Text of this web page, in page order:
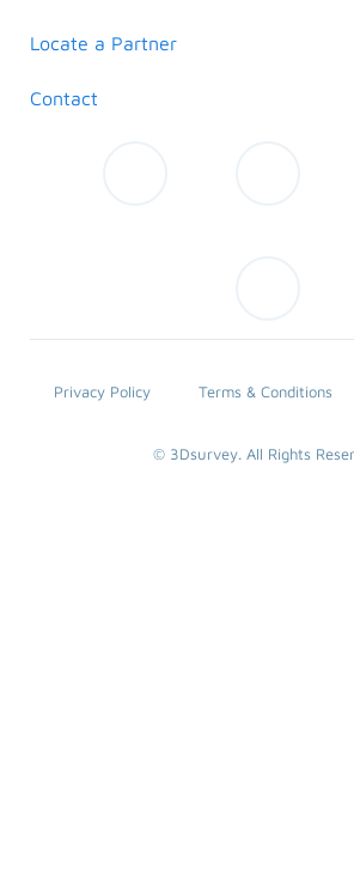
Locate a Partner
Contact
© 3Dsurvey. All Rights
Privacy Policy Terms & Conditions